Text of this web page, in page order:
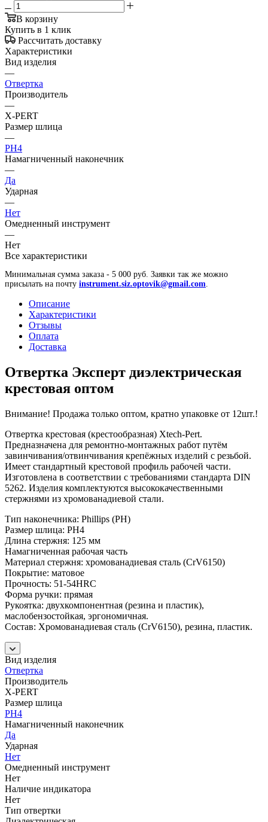
В корзину
Купить в 1 клик
Рассчитать доставку
Характеристики
Вид изделия
—
Отвертка
Производитель
—
X-PERT
Размер шлица
—
PH4
Намагниченный наконечник
—
Да
Ударная
—
Нет
Омедненный инструмент
—
Нет
Все характеристики
Минимальная сумма заказа - 5 000 руб. Заявки так же можно
присылать на почту instrument.siz.optovik@gmail.com
Описание
Характеристики
Отзывы
Оплата
Доставка
Отвертка Эксперт диэлектрическая
крестовая оптом
Внимание! Продажа только оптом, кратно упаковке от 12шт.!
Отвертка крестовая (крестообразная) Xtech-Pert.
Предназначена для ремонтно-монтажных работ путём
завинчивания/отвинчивания крепёжных изделий с резьбой.
Имеет стандартный крестовой профиль рабочей части.
Изготовлена в соответствии с требованиями стандарта DIN
5262. Изделия комплектуются высококачественными
стержнями из хромованадиевой стали.
Тип наконечника: Phillips (PH)
Размер шлица: PH4
Длина стержня: 125 мм
Намагниченная рабочая часть
Материал стержня: хромованадиевая сталь (CrV6150)
Покрытие: матовое
Прочность: 51-54HRC
Форма ручки: прямая
Рукоятка: двухкомпонентная (резина и пластик),
маслобензостойкая, эргономичная.
Состав: Хромованадиевая сталь (CrV6150), резина, пластик.
Вид изделия
Отвертка
Производитель
X-PERT
Размер шлица
PH4
Намагниченный наконечник
Да
Ударная
Нет
Омедненный инструмент
Нет
Наличие индикатора
Нет
Тип отвертки